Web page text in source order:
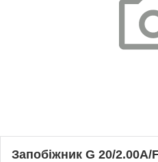
Запобіжник G 20/2.00А/